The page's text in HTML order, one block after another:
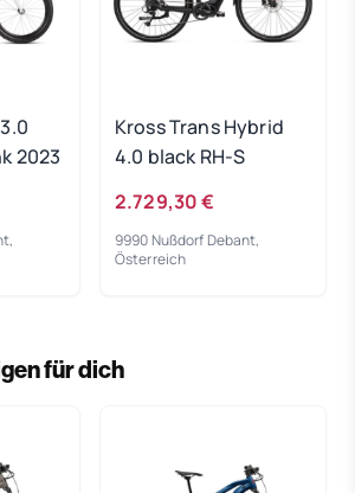
2023
Kross Trans Hybrid
4.0 black RH-S
2.729,30 €
9990 Nußdorf Debant,
Österreich
für dich